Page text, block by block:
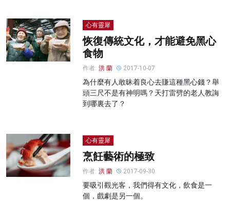
心有靈犀
恢復傳統文化，才能避免黑心
食物
作者: 洪 蘭 2017-10-07
為什麼有人敢昧着良心去賺這種黑心錢？舉
頭三尺不是有神明嗎？天打雷劈的老人教誨
到哪裏去了？
心有靈犀
烹飪藝術的極致
作者: 洪 蘭 2017-09-30
要吸引觀光客，我們得有文化，飲食是一
個，戲劇是另一個。